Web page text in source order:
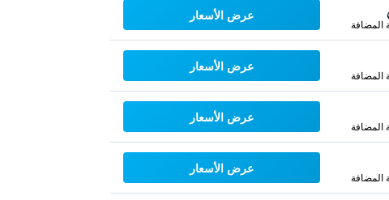
المضافة
عرض الأسعار
المضافة
عرض الأسعار
المضافة
عرض الأسعار
المضافة
عرض الأسعار